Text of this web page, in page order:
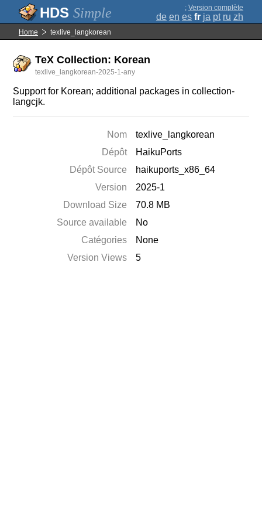
Simple ; Version complète
de en es fr ja pt ru zh
Home texlive_langkorean
TeX Collection: Korean
texlive_langkorean-2025-1-any
Support for Korean; additional packages in collection-
langcjk.
Nom
texlive_langkorean
Dépôt
HaikuPorts
Dépôt Source
haikuports_x86_64
Version
2025-1
Download Size
70.8 MB
Source available
No
Catégories
None
Version Views
5